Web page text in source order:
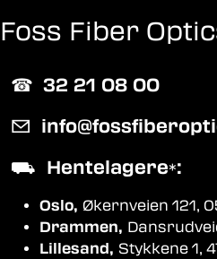
Foss Fiber
☎︎ 32 21 08 00
✉
⛟ Hentelagere*:
Oslo, Økernveien 121,
Drammen,
Lillesand, Stykkene 1,